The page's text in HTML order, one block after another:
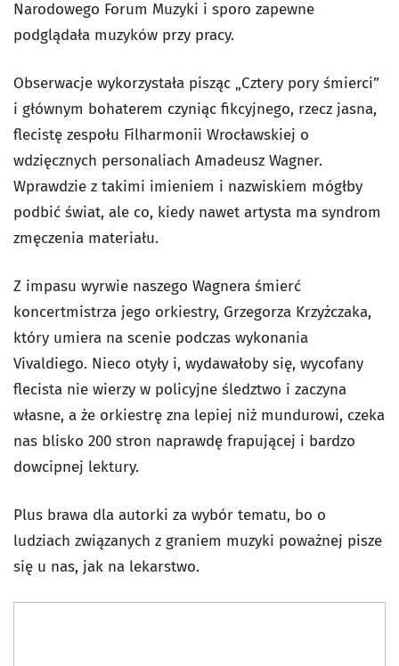
Narodowego Forum Muzyki i sporo zapewne
podglądała muzyków przy pracy.
Obserwacje wykorzystała pisząc „Cztery pory śmierci”
i głównym bohaterem czyniąc fikcyjnego, rzecz jasna,
flecistę zespołu Filharmonii Wrocławskiej o
wdzięcznych personaliach Amadeusz Wagner.
Wprawdzie z takimi imieniem i nazwiskiem mógłby
podbić świat, ale co, kiedy nawet artysta ma syndrom
zmęczenia materiału.
Z impasu wyrwie naszego Wagnera śmierć
koncertmistrza jego orkiestry, Grzegorza Krzyżczaka,
który umiera na scenie podczas wykonania
Vivaldiego. Nieco otyły i, wydawałoby się, wycofany
flecista nie wierzy w policyjne śledztwo i zaczyna
własne, a że orkiestrę zna lepiej niż mundurowi, czeka
nas blisko 200 stron naprawdę frapującej i bardzo
dowcipnej lektury.
Plus brawa dla autorki za wybór tematu, bo o
ludziach związanych z graniem muzyki poważnej pisze
się u nas, jak na lekarstwo.